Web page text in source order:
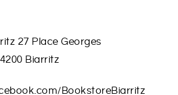
27 Place Georges
Biarritz
BookstoreBiarritz